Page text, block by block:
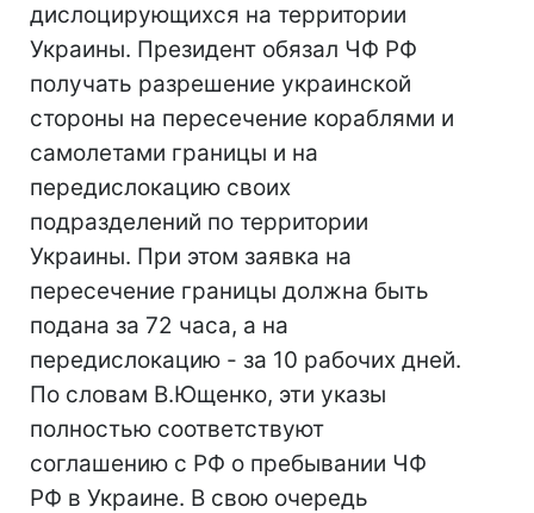
дислоцирующихся на территории
Украины. Президент обязал ЧФ РФ
получать разрешение украинской
стороны на пересечение кораблями и
самолетами границы и на
передислокацию своих
подразделений по территории
Украины. При этом заявка на
пересечение границы должна быть
подана за 72 часа, а на
передислокацию - за 10 рабочих дней.
По словам В.Ющенко, эти указы
полностью соответствуют
соглашению с РФ о пребывании ЧФ
РФ в Украине. В свою очередь